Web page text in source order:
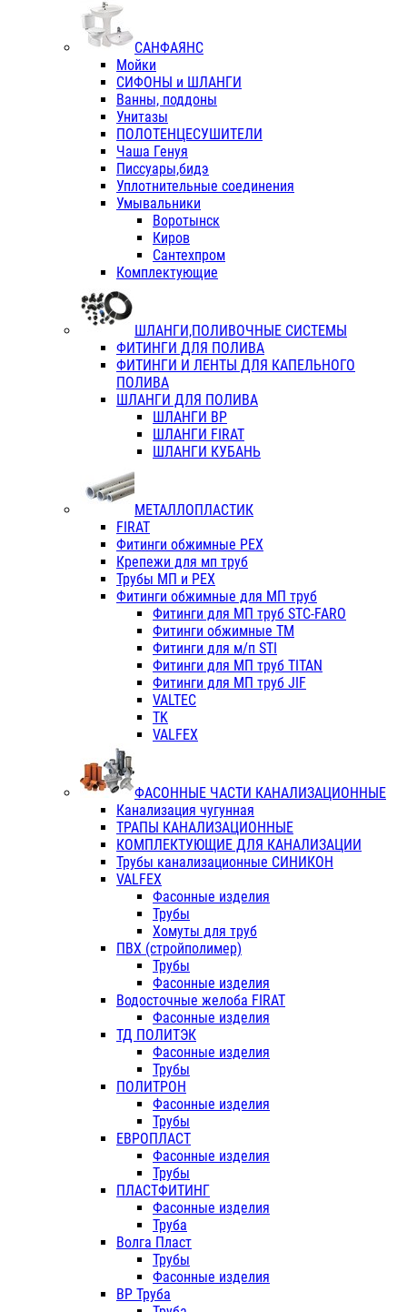
САНФАЯНС
Мойки
СИФОНЫ и ШЛАНГИ
Ванны, поддоны
Унитазы
ПОЛОТЕНЦЕСУШИТЕЛИ
Чаша Генуя
Писсуары,бидэ
Уплотнительные соединения
Умывальники
Воротынск
Киров
Сантехпром
Комплектующие
ШЛАНГИ,ПОЛИВОЧНЫЕ СИСТЕМЫ
ФИТИНГИ ДЛЯ ПОЛИВА
ФИТИНГИ И ЛЕНТЫ ДЛЯ КАПЕЛЬНОГО
ПОЛИВА
ШЛАНГИ ДЛЯ ПОЛИВА
ШЛАНГИ ВР
ШЛАНГИ FIRAT
ШЛАНГИ КУБАНЬ
МЕТАЛЛОПЛАСТИК
FIRAT
Фитинги обжимные PEX
Крепежи для мп труб
Трубы МП и PEX
Фитинги обжимные для МП труб
Фитинги для МП труб STC-FARO
Фитинги обжимные ТМ
Фитинги для м/п STI
Фитинги для МП труб TITAN
Фитинги для МП труб JIF
VALTEC
TK
VALFEX
ФАСОННЫЕ ЧАСТИ КАНАЛИЗАЦИОННЫЕ
Канализация чугунная
ТРАПЫ КАНАЛИЗАЦИОННЫЕ
КОМПЛЕКТУЮЩИЕ ДЛЯ КАНАЛИЗАЦИИ
Трубы канализационные СИНИКОН
VALFEX
Фасонные изделия
Трубы
Хомуты для труб
ПВХ (стройполимер)
Трубы
Фасонные изделия
Водосточные желоба FIRAT
Фасонные изделия
ТД ПОЛИТЭК
Фасонные изделия
Трубы
ПОЛИТРОН
Фасонные изделия
Трубы
ЕВРОПЛАСТ
Фасонные изделия
Трубы
ПЛАСТФИТИНГ
Фасонные изделия
Труба
Волга Пласт
Трубы
Фасонные изделия
ВР Труба